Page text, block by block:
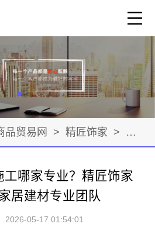
品贸易网 > 精匠饰家 > 资源
工哪家专业？精匠饰家
居建材专业团队
2026-05-17 01:54:01